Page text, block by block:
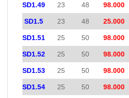
SD1.49 23 48 98.000
SD1.5 23 48 25.000
SD1.51 25 50 98.000
SD1.52 25 50 98.000
SD1.53 25 50 98.000
SD1.54 25 50 98.000